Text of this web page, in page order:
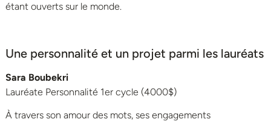
étant ouverts sur le monde.
Une personnalité et un projet parmi les lauréats
Sara Boubekri
Lauréate Personnalité 1er cycle (4000$)
À travers son amour des mots, ses engagements